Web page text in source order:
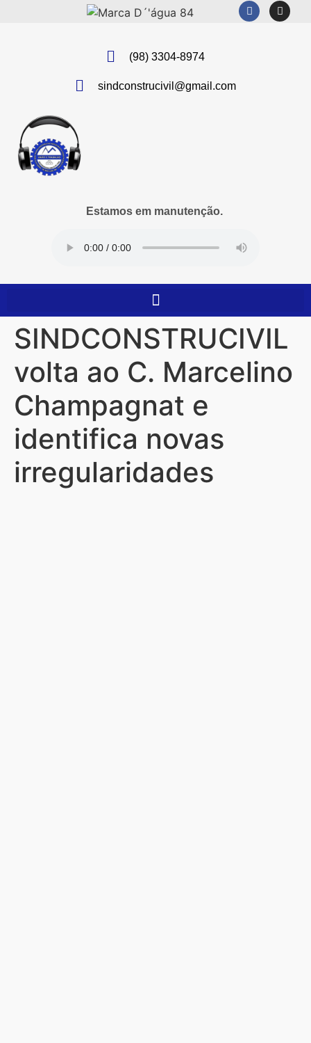
(98) 3304-8974
sindconstrucivil@gmail.com
Estamos em manutenção.
SINDCONSTRUCIVIL
volta ao C. Marcelino
Champagnat e
identifica novas
irregularidades